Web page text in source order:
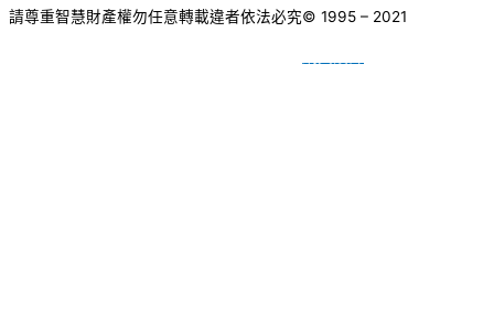
請尊重智慧財產權勿任意轉載違者依法必究© 1995 – 2021